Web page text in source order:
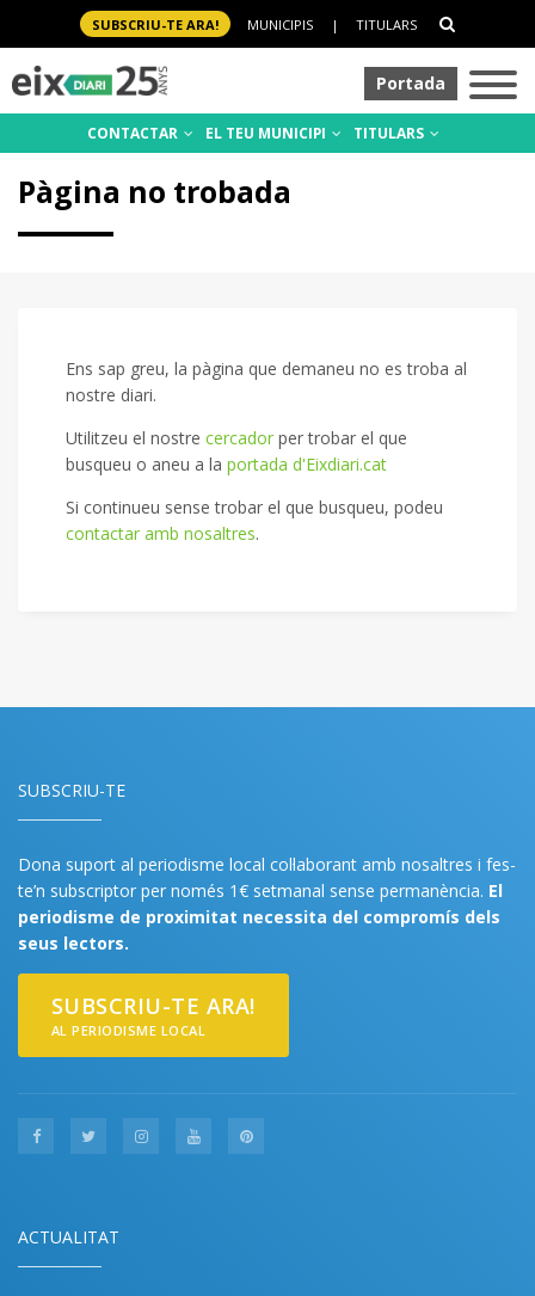
SUBSCRIU-TE ARA! MUNICIPIS | TITULARS
Portada
CONTACTAR EL TEU MUNICIPI TITULARS
Pàgina no trobada
Ens sap greu, la pàgina que demaneu no es troba al
nostre diari.
Utilitzeu el nostre cercadorper trobar el que
busqueu o aneu a la portada d'Eixdiari.cat
Si continueu sense trobar el que busqueu, podeu
contactar amb nosaltres.
SUBSCRIU-TE
Dona suport al periodisme local col·laborant amb nosaltres i fes-
te’n subscriptor per només 1€ setmanal sense permanència. El
periodisme de proximitat necessita del compromís dels
seus lectors.
SUBSCRIU-TE ARA!
AL PERIODISME LOCAL
ACTUALITAT